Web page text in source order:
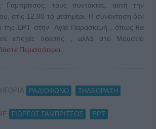
Γαμπρίτσος, τους συντάκτες, αυτή την
στις 12.00 το μεσημέρι. Η συνάντηση δεν
της ΕΡΤ στην Αγία Παρασκευή , όπως θα
σε εποχές ύφεσης , αλλά στο Μουσείο
Περισσότερα...
ΡΑΔΙΟΦΩΝΟ ΤΗΛΕΟΡΑΣΗ
ΓΙΩΡΓΟΣ ΓΑΜΠΡΙΤΣΟΣ ΕΡΤ